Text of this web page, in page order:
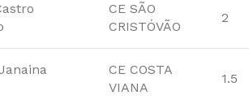
CE SÃO
CRISTÓVÃO
2
CE COSTA
VIANA
1.5